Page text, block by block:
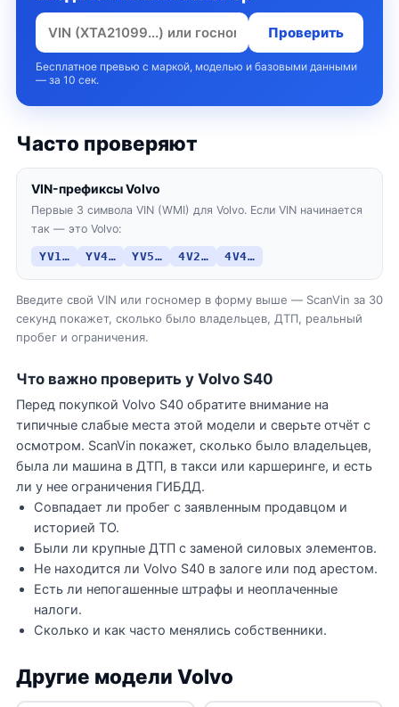
Проверить
Бесплатное превью с маркой, моделью и базовыми данными
— за 10 сек.
Часто проверяют
VIN-префиксы Volvo
Первые 3 символа VIN (WMI) для Volvo. Если VIN начинается
так — это Volvo:
YV1… YV4… YV5… 4V2… 4V4…
Введите свой VIN или госномер в форму выше — ScanVin за 30
секунд покажет, сколько было владельцев, ДТП, реальный
пробег и ограничения.
Что важно проверить у Volvo S40
Перед покупкой Volvo S40 обратите внимание на
типичные слабые места этой модели и сверьте отчёт с
осмотром. ScanVin покажет, сколько было владельцев,
была ли машина в ДТП, в такси или каршеринге, и есть
ли у нее ограничения ГИБДД.
Совпадает ли пробег с заявленным продавцом и
историей ТО.
Были ли крупные ДТП с заменой силовых элементов.
Не находится ли Volvo S40 в залоге или под арестом.
Есть ли непогашенные штрафы и неоплаченные
налоги.
Сколько и как часто менялись собственники.
Другие модели Volvo